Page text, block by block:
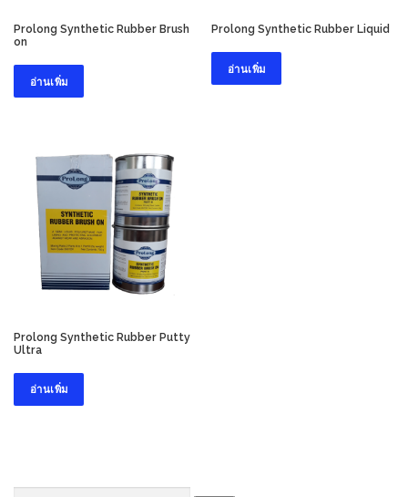
Prolong Synthetic Rubber Brush
on
อ่านเพิ่ม
Prolong Synthetic Rubber Liquid
อ่านเพิ่ม
Prolong Synthetic Rubber Putty
Ultra
อ่านเพิ่ม